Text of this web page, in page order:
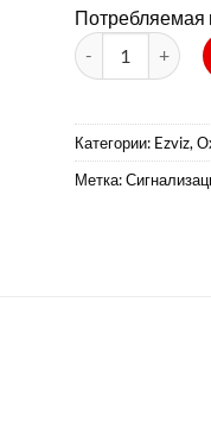
Потребляемая
Количество
Категории: Ezviz,
Метка: